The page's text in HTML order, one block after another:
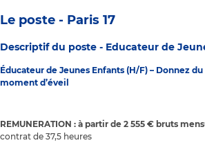
Le poste - Paris 17
Descriptif du poste - Educateur de
Éducateur de Jeunes Enfants (H/F) – Donnez du
moment d’éveil
REMUNERATION : à partir de 2 555 € bruts
contrat de 37,5 heures